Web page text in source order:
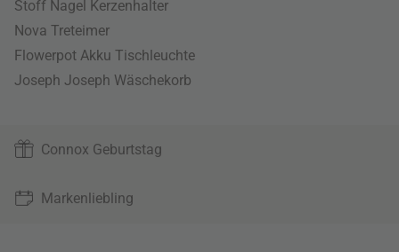
Stoff Nagel Kerzenhalter
Nova Treteimer
Flowerpot Akku Tischleuchte
Joseph Joseph Wäschekorb
Connox Geburtstag
Markenliebling